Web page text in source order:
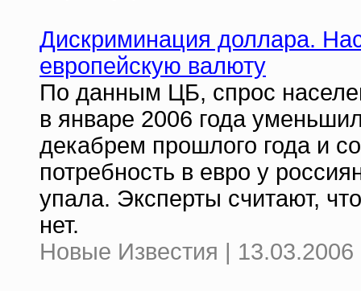
Дискриминация доллара.
европейскую валюту
По данным ЦБ, спрос
в январе 2006 года
декабрем прошлого года и
потребность в евро у
упала. Эксперты считают,
нет.
Новые Известия | 13.03.2006